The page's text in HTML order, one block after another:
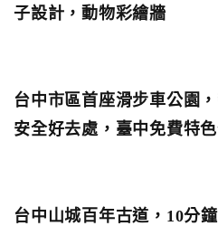
子設計，動物彩繪牆
台中市區首座滑步車公園
安全好去處，臺中免費特
台中山城百年古道，10分